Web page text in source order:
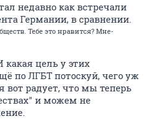
недавно как встречали
Германии, в сравнении.
Тебе это нравится? Мне-
какая цель у этих
по ЛГБТ потоскуй, чего уж
вот радует, что мы теперь
и можем не